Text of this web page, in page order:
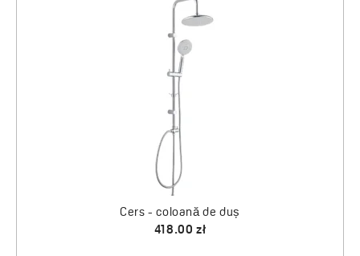
Cers - coloană de duș
418.00 zł
Agent pentru curățarea cabinelor de duș, a cădițelor
de duș și a căzilor de baie
20.00 zł